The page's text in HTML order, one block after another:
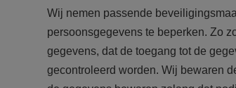
Wij nemen passende
persoonsgegevens te beperken. Zo
gegevens, dat de toegang tot de
gecontroleerd worden. Wij bewaren